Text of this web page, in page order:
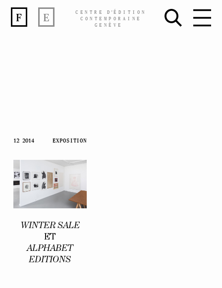
Skip
content
CENTRE D’ÉDITION
CONTEMPORAINE
GENÈVE
12 2014 EXPOSITION
WINTER SALE
ET
ALPHABET
EDITIONS
F E